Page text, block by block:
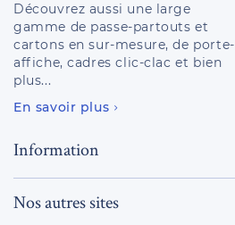
Découvrez aussi une large
gamme de passe-partouts et
cartons en sur-mesure, de porte-
affiche, cadres clic-clac et bien
plus...
En savoir plus
Information
Nos autres sites